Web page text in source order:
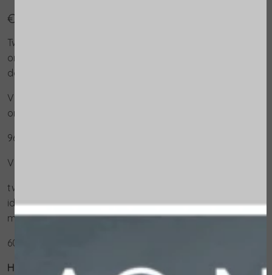
€ 41,75
Tweedimensionaal mechanisch exfoliërende scrub, die
onzuiverheden verwijdert en de poriën verfijnt. Maakt
de huid zacht en glad.
Voor ieder huidtype, in het bijzonder de vette,
onzuivere en resistente huid.
96% van de ingrediënten is van natuurlijke oorsprong
VOORDELEN
tweedimensionale, mechanische exfoliatie
ideaal voor de onzuivere huid
met scrubdeeltjes van natuurlijke oorsprong
60 ml
Hoe te gebruiken: